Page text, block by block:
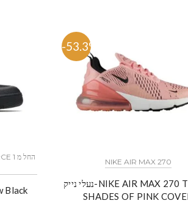
-53.3%
NIKE AIR MAX 270
נעלי נייק-NIKE AIR MAX 270 THREE
SHADES OF PINK